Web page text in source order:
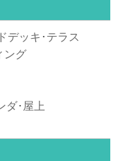
デッキ･テラス
ング
ダ･屋上